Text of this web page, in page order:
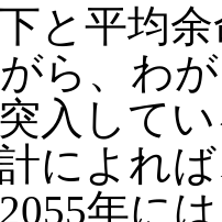
と平均
ら、わ
入して
によれ
年に